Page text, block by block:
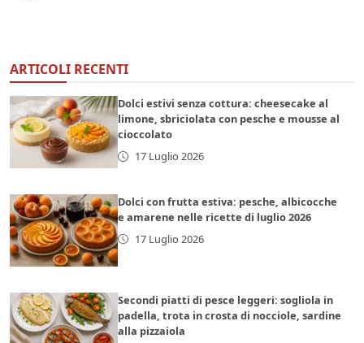
ARTICOLI RECENTI
Dolci estivi senza cottura: cheesecake al
limone, sbriciolata con pesche e mousse al
cioccolato
17 Luglio 2026
Dolci con frutta estiva: pesche, albicocche
e amarene nelle ricette di luglio 2026
17 Luglio 2026
Secondi piatti di pesce leggeri: sogliola in
padella, trota in crosta di nocciole, sardine
alla pizzaiola